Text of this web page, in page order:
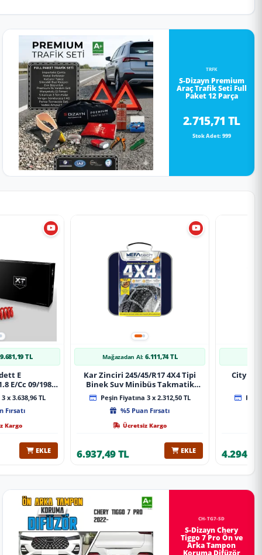
TRFK
S-Dizayn Premium
Araç Trafik Seti Full
Paket 12 Parça
2.715,71 TL
Stok Adet: 999
9.681,19 TL
E
E/Cc 09/1984-
Spor Yay
x 3.638,96 TL
Fırsatı
Kargo
EKLE
Mağazadan Al: 6.111,74 TL
Kar Zinciri 245/45/R17 4X4 Tipi
Binek Suv Minibüs Takmatik
Kolay Montaj
Peşin Fiyatına 3 x 2.312,50 TL
%5 Puan Fırsatı
Ücretsiz Kargo
6.937,49 TL EKLE
City
CH-TG7-SD
S-Dizayn Chery
Tiggo 7 Pro Ön ve
Arka Tampon
Koruma Difüzör